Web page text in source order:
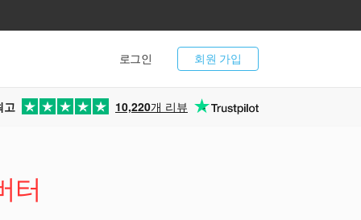
회원 가입
로그인
고 10,220개 리뷰
터